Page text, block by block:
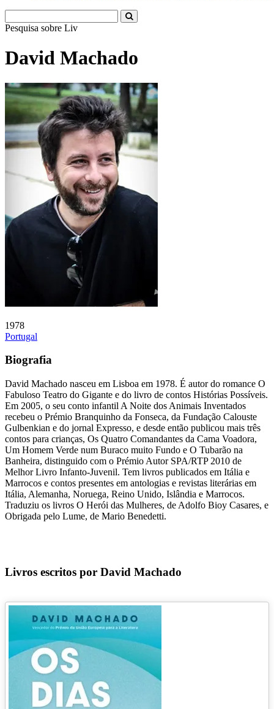
Pesquisa sobre Literatura
David Machado
1978
Portugal
Biografia
David Machado nasceu em Lisboa em 1978. É autor do romance O
Fabuloso Teatro do Gigante e do livro de contos Histórias Possíveis.
Em 2005, o seu conto infantil A Noite dos Animais Inventados
recebeu o Prémio Branquinho da Fonseca, da Fundação Calouste
Gulbenkian e do jornal Expresso, e desde então publicou mais três
contos para crianças, Os Quatro Comandantes da Cama Voadora,
Um Homem Verde num Buraco muito Fundo e O Tubarão na
Banheira, distinguido com o Prémio Autor SPA/RTP 2010 de
Melhor Livro Infanto-Juvenil. Tem livros publicados em Itália e
Marrocos e contos presentes em antologias e revistas literárias em
Itália, Alemanha, Noruega, Reino Unido, Islândia e Marrocos.
Traduziu os livros O Herói das Mulheres, de Adolfo Bioy Casares, e
Obrigada pelo Lume, de Mario Benedetti.
Livros escritos por David Machado